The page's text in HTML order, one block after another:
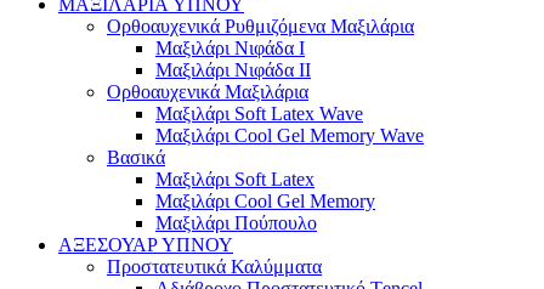
Ορθοαυχενικά Ρυθμιζόμενα Μαξιλάρια
Mαξιλάρι Νιφάδα Ι
Mαξιλάρι Νιφάδα ΙΙ
Ορθοαυχενικά Μαξιλάρια
Mαξιλάρι Soft Latex Wave
Mαξιλάρι Cool Gel Memory Wave
Βασικά
Mαξιλάρι Soft Latex
Mαξιλάρι Cool Gel Memory
Mαξιλάρι Πούπουλο
ΑΞΕΣΟΥΑΡ ΥΠΝΟΥ
Προστατευτικά Καλύμματα